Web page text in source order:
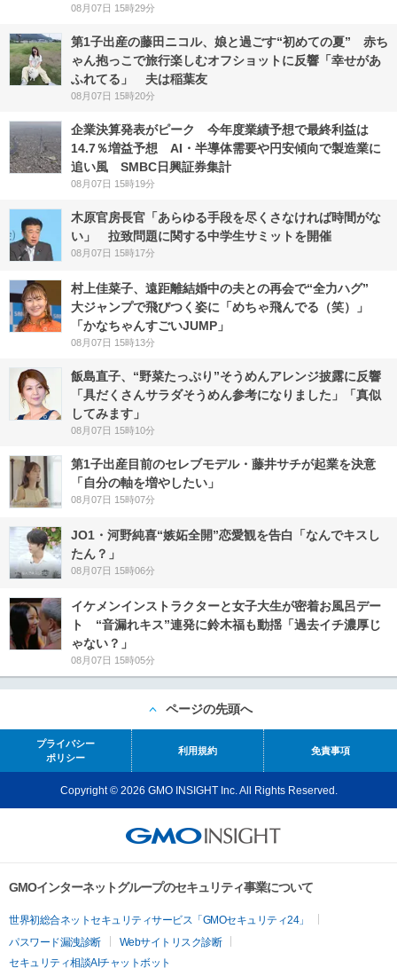
08月07日 15時29分
第1子出産の藤田ニコル、娘と過ごす“初めての夏” 赤ち
ゃん抱っこで旅行楽しむオフショットに反響「幸せがあ
ふれてる」 夫は稲葉友
08月07日 15時20分
企業決算発表がピーク 今年度業績予想で最終利益は
14.7％増益予想 AI・半導体需要や円安傾向で製造業に
追い風 SMBC日興証券集計
08月07日 15時19分
木原官房長官「あらゆる手段を尽くさなければ時間がな
い」 拉致問題に関する中学生サミットを開催
08月07日 15時17分
村上佳菜子、遠距離結婚中の夫との再会で“全力ハグ”
大ジャンプで飛びつく姿に「めちゃ飛んでる（笑）」
「かなちゃんすごいJUMP」
08月07日 15時13分
飯島直子、“野菜たっぷり”そうめんアレンジ披露に反響
「具だくさんサラダそうめん参考になりました」「真似
してみます」
08月07日 15時10分
第1子出産目前のセレブモデル・藤井サチが起業を決意
「自分の軸を増やしたい」
08月07日 15時07分
JO1・河野純喜“嫉妬全開”恋愛観を告白「なんでキスし
たん？」
08月07日 15時06分
イケメンインストラクターと女子大生が密着お風呂デー
ト “音漏れキス”連発に鈴木福も動揺「過去イチ濃厚じ
ゃない？」
08月07日 15時05分
ページの先頭へ
プライバシー
ポリシー
利用規約 免責事項
Copyright © 2026 GMO INSIGHT Inc. All Rights Reserved.
GMOインターネットグループのセキュリティ事業について
世界初総合ネットセキュリティサービス「GMOセキュリティ24」
パスワード漏洩診断
Webサイトリスク診断
セキュリティ相談AIチャットボット